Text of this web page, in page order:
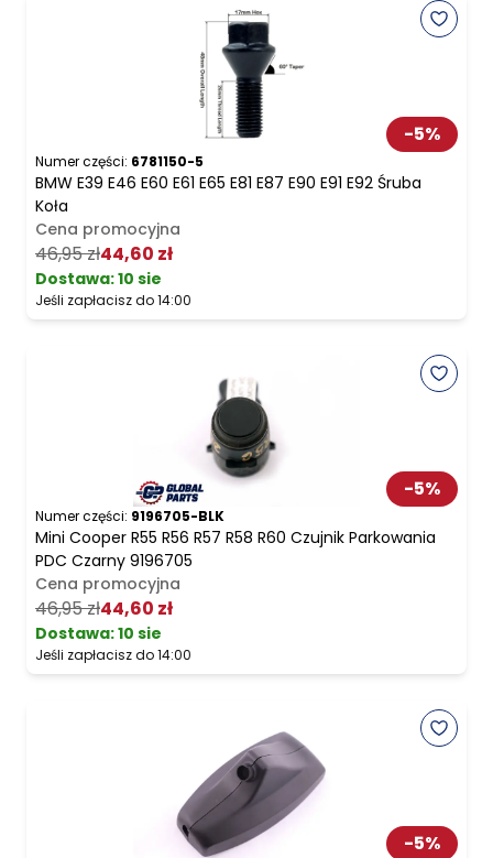
-5%
Numer części: 6781150-5
BMW E39 E46 E60 E61 E65 E81 E87 E90 E91 E92 Śruba
Koła
Cena promocyjna
46,95 zł44,60 zł
Dostawa:10 sie
Jeśli zapłacisz do 14:00
-5%
Numer części: 9196705-BLK
Mini Cooper R55 R56 R57 R58 R60 Czujnik Parkowania
PDC Czarny 9196705
Cena promocyjna
46,95 zł44,60 zł
Dostawa:10 sie
Jeśli zapłacisz do 14:00
-5%